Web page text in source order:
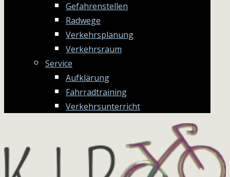
Gefahrenstellen
Radwege
Verkehrsplanung
Verkehrsraum
Service
Aufklärung
Fahrradtraining
Verkehrsunterricht